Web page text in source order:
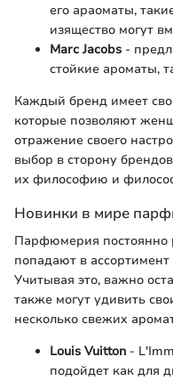
его араоматы,
изящество могут
Marc Jacobs -
стойкие ароматы,
Каждый бренд имеет
которые позволяют
отражение своего
выбор в сторону
их философию и
Новинки в мире
Парфюмерия постоянно
попадают в
Учитывая это, важно
также могут удивить
несколько свежих
Louis Vuitton -
подойдет как для